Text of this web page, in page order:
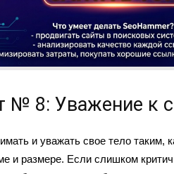
№ 8: Уважение к
и уважать свое тело таким,
и размере. Если слишком